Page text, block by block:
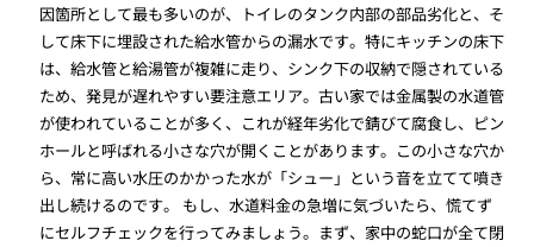
因箇所として最も多いのが、トイレのタンク内部の部品劣化と、そ
して床下に埋設された給水管からの漏水です。特にキッチンの床下
は、給水管と給湯管が複雑に走り、シンク下の収納で隠されている
ため、発見が遅れやすい要注意エリア。古い家では金属製の水道管
が使われていることが多く、これが経年劣化で錆びて腐食し、ピン
ホールと呼ばれる小さな穴が開くことがあります。この小さな穴か
ら、常に高い水圧のかかった水が「シュー」という音を立てて噴き
出し続けるのです。 もし、水道料金の急増に気づいたら、慌てず
にセルフチェックを行ってみましょう。まず、家中の蛇口が全て閉